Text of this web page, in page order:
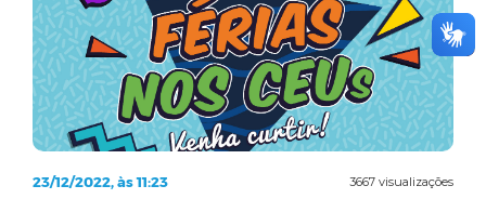
3667 visualizações
23/12/2022, às 11:23